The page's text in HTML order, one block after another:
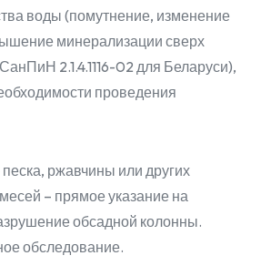
воды (помутнение, изменение
минерализации сверх
2.1.4.1116-02 для Беларуси),
проведения
ржавчины или других
– прямое указание на
обсадной колонны.
обследование.